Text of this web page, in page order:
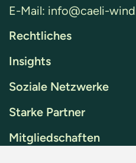
E-Mail: info@caeli-
Rechtliches
Insights
Soziale Netzwerke
Starke Partner
Mitgliedschaften